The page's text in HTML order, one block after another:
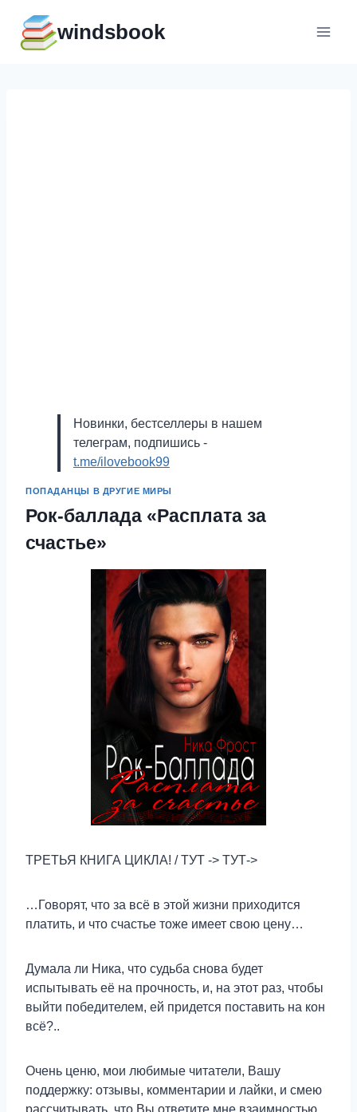
содержимому
windsbook
Новинки, бестселлеры в нашем
телеграм, подпишись -
t.me/ilovebook99
ПОПАДАНЦЫ В ДРУГИЕ МИРЫ
Рок-баллада «Расплата за
счастье»
ТРЕТЬЯ КНИГА ЦИКЛА! / ТУТ -> ТУТ->
…Говорят, что за всё в этой жизни приходится
платить, и что счастье тоже имеет свою цену…
Думала ли Ника, что судьба снова будет
испытывать её на прочность, и, на этот раз, чтобы
выйти победителем, ей придется поставить на кон
всё?..
Очень ценю, мои любимые читатели, Вашу
поддержку: отзывы, комментарии и лайки, и смею
рассчитывать, что Вы ответите мне взаимностью